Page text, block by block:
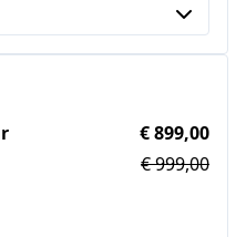
€ 899,00
€ 999,00